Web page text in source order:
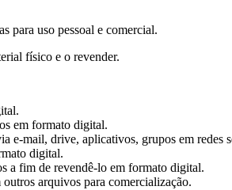
para uso pessoal e comercial.
físico e o revender.
em formato digital.
e-mail, drive, aplicativos, grupos em redes
digital.
a fim de revendê-lo em formato digital.
arquivos para comercialização.